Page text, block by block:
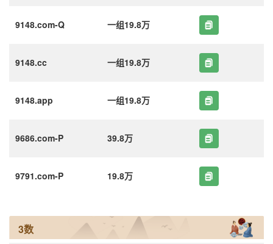
9148.com-Q 一组19.8万
9148.cc 一组19.8万
9148.app 一组19.8万
9686.com-P 39.8万
9791.com-P 19.8万
3数